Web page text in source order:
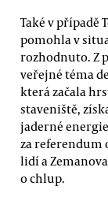
Také v případě
pomohla v
rozhodnuto. Z
veřejné téma
která začala
staveniště,
jaderné
za referendum
lidí a
o chlup.